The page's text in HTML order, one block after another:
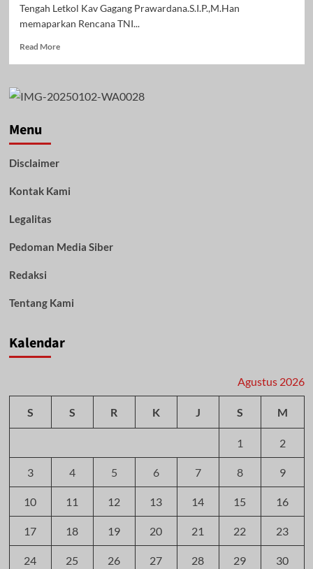
Tengah Letkol Kav Gagang Prawardana.S.I.P.,M.Han
memaparkan Rencana TNI...
Read MoreRead
1002/HST
kepada
VI
Menu
Disclaimer
Kontak Kami
Legalitas
Pedoman Media Siber
Redaksi
Tentang Kami
Kalendar
Agustus 2026
S S R K J S M
1 2
3 4 5 6 7 8 9
10 11 12 13 14 15 16
17 18 19 20 21 22 23
24 25 26 27 28 29 30